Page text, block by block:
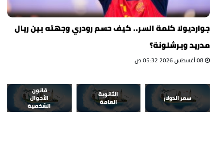
جوارديولا كلمة السر.. كيف حسم رودري وجهته بين ريال
مدريد وبرشلونة؟
سعر الدولار
الثانوية
العامة
قانون
الأحوال
الشخصية